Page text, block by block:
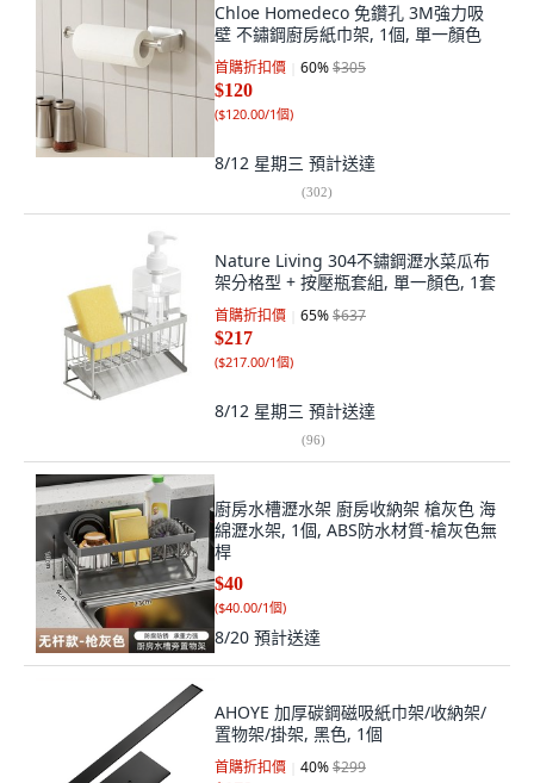
Chloe Homedeco 免鑽孔 3M強力吸
壁 不鏽鋼廚房紙巾架, 1個, 單一顏色
首購折扣價 60%$305
$120
($120.00/1個)
8/12 星期三 預計送達
(302)
Nature Living 304不鏽鋼瀝水菜瓜布
架分格型 + 按壓瓶套組, 單一顏色, 1套
首購折扣價 65%$637
$217
($217.00/1個)
8/12 星期三 預計送達
(96)
廚房水槽瀝水架 廚房收納架 槍灰色 海
綿瀝水架, 1個, ABS防水材質-槍灰色無
桿
$40
($40.00/1個)
8/20 預計送達
AHOYE 加厚碳鋼磁吸紙巾架/收納架/
置物架/掛架, 黑色, 1個
首購折扣價 40%$299